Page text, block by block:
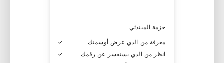
حزمة المبتدئي
معرفة من الذي عرض أوسمتك.
انظر من الذي يستفسر عن رقمك